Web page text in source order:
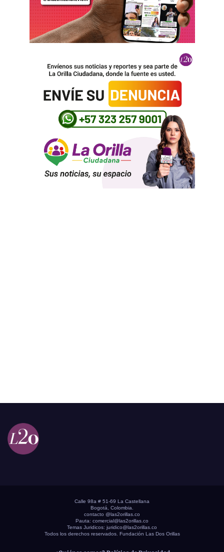
Calle 98a # 51-69 La Castellana
Bogotá, Colombia.
contacto @las2orillas.co
Pauta: comercial@las2orillas.co
Temas Juridicos: juridico@las2orillas.co
Todos los derechos reservados. Fundación Las Dos Orillas